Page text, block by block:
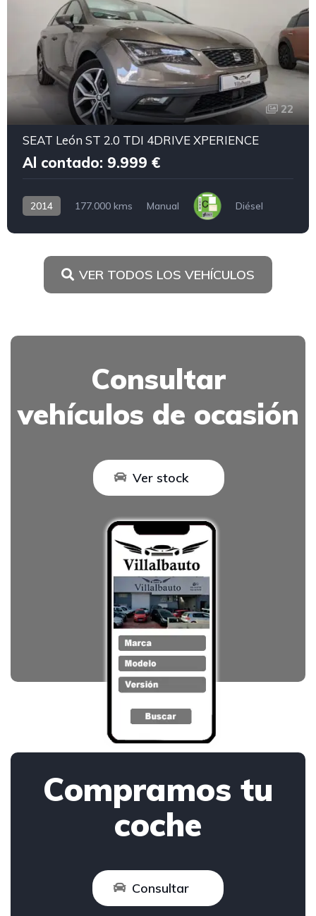
22
SEAT León ST 2.0 TDI 4DRIVE XPERIENCE
Al contado: 9.999 €
2014 177.000 kms Manual Diésel
VER TODOS LOS VEHÍCULOS
Consultar
vehículos de ocasión
Ver stock
Compramos tu
coche
Consultar